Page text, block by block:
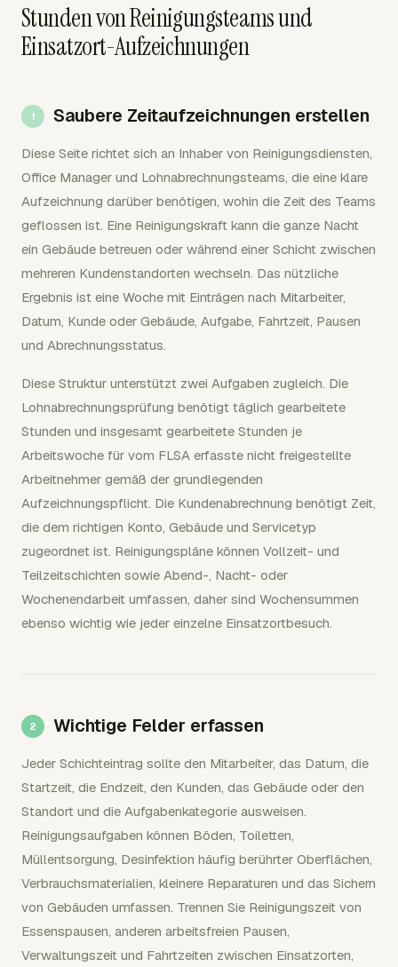
Stunden von Reinigungsteams und
Einsatzort-Aufzeichnungen
Saubere Zeitaufzeichnungen erstellen
Diese Seite richtet sich an Inhaber von Reinigungsdiensten,
Office Manager und Lohnabrechnungsteams, die eine klare
Aufzeichnung darüber benötigen, wohin die Zeit des Teams
geflossen ist. Eine Reinigungskraft kann die ganze Nacht
ein Gebäude betreuen oder während einer Schicht zwischen
mehreren Kundenstandorten wechseln. Das nützliche
Ergebnis ist eine Woche mit Einträgen nach Mitarbeiter,
Datum, Kunde oder Gebäude, Aufgabe, Fahrtzeit, Pausen
und Abrechnungsstatus.
Diese Struktur unterstützt zwei Aufgaben zugleich. Die
Lohnabrechnungsprüfung benötigt täglich gearbeitete
Stunden und insgesamt gearbeitete Stunden je
Arbeitswoche für vom FLSA erfasste nicht freigestellte
Arbeitnehmer gemäß der grundlegenden
Aufzeichnungspflicht. Die Kundenabrechnung benötigt Zeit,
die dem richtigen Konto, Gebäude und Servicetyp
zugeordnet ist. Reinigungspläne können Vollzeit- und
Teilzeitschichten sowie Abend-, Nacht- oder
Wochenendarbeit umfassen, daher sind Wochensummen
ebenso wichtig wie jeder einzelne Einsatzortbesuch.
Wichtige Felder erfassen
Jeder Schichteintrag sollte den Mitarbeiter, das Datum, die
Startzeit, die Endzeit, den Kunden, das Gebäude oder den
Standort und die Aufgabenkategorie ausweisen.
Reinigungsaufgaben können Böden, Toiletten,
Müllentsorgung, Desinfektion häufig berührter Oberflächen,
Verbrauchsmaterialien, kleinere Reparaturen und das Sichern
von Gebäuden umfassen. Trennen Sie Reinigungszeit von
Essenspausen, anderen arbeitsfreien Pausen,
Verwaltungszeit und Fahrtzeiten zwischen Einsatzorten,